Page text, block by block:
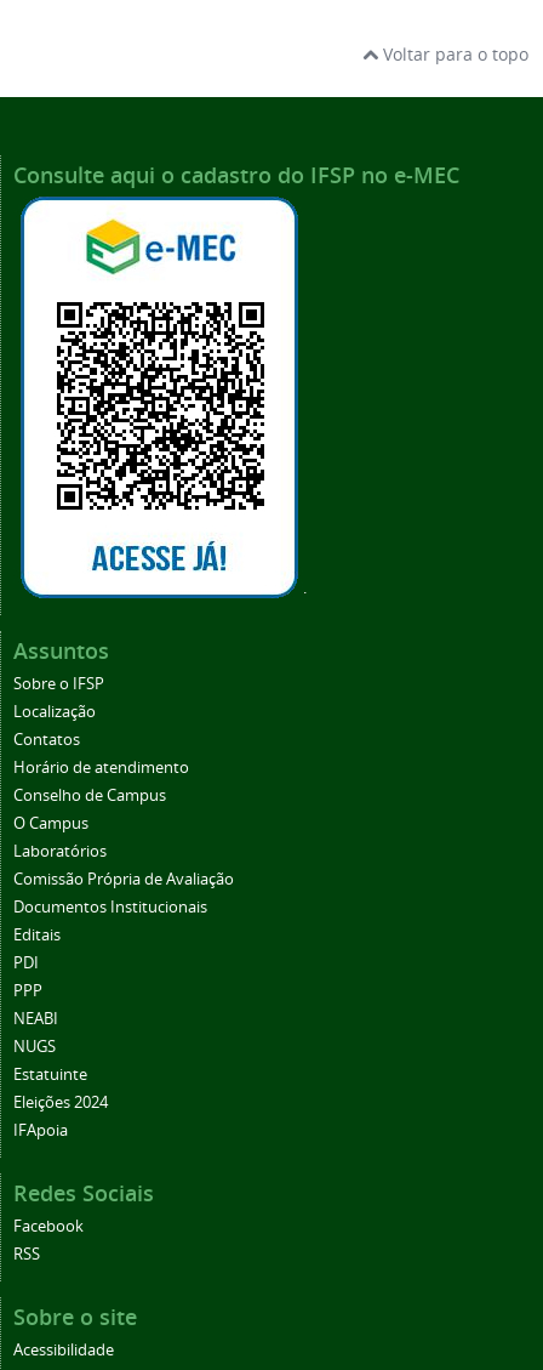
Voltar para o topo
Consulte aqui o cadastro do IFSP no e-MEC
.
Assuntos
Sobre o IFSP
Localização
Contatos
Horário de atendimento
Conselho de Campus
O Campus
Laboratórios
Comissão Própria de Avaliação
Documentos Institucionais
Editais
PDI
PPP
NEABI
NUGS
Estatuinte
Eleições 2024
IFApoia
Redes Sociais
Facebook
RSS
Sobre o site
Acessibilidade